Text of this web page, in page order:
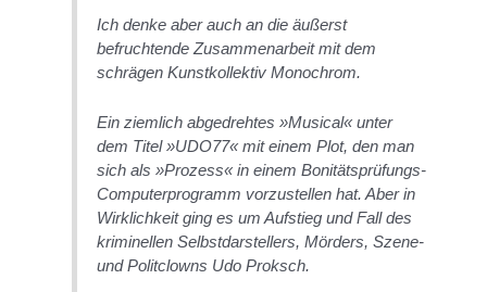
Ich denke aber auch an die äußerst
befruchtende Zusammenarbeit mit dem
schrägen Kunstkollektiv Monochrom.
Ein ziemlich abgedrehtes »Musical« unter
dem Titel »UDO77« mit einem Plot, den man
sich als »Prozess« in einem Bonitätsprüfungs-
Computerprogramm vorzustellen hat. Aber in
Wirklichkeit ging es um Aufstieg und Fall des
kriminellen Selbstdarstellers, Mörders, Szene-
und Politclowns Udo Proksch.